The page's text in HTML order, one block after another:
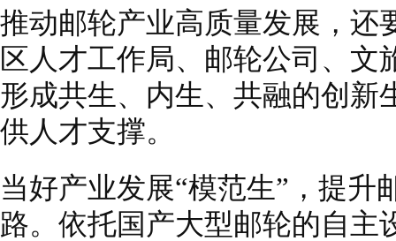
推动邮轮产业高质量发展，还
区人才工作局、邮轮公司、
形成共生、内生、共融的创新
供人才支撑。
当好产业发展“模范生”，提升
路。依托国产大型邮轮的自主